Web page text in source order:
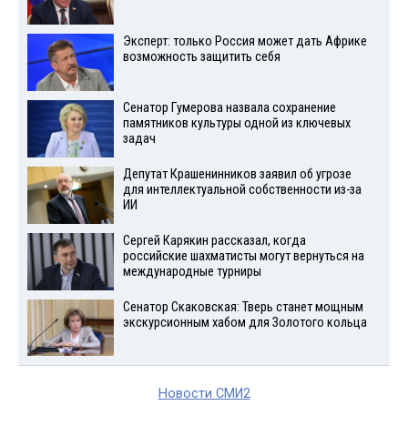
Эксперт: только Россия может дать Африке
возможность защитить себя
Сенатор Гумерова назвала сохранение
памятников культуры одной из ключевых
задач
Депутат Крашенинников заявил об угрозе
для интеллектуальной собственности из-за
ИИ
Сергей Карякин рассказал, когда
российские шахматисты могут вернуться на
международные турниры
Сенатор Скаковская: Тверь станет мощным
экскурсионным хабом для Золотого кольца
Новости СМИ2